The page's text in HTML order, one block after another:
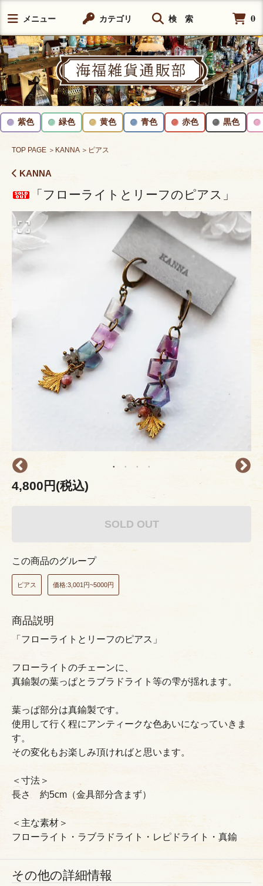
メニュー カテゴリ 検 索 0
紫色 緑色 黄色 青色 赤色 黒色
TOP PAGE ＞KANNA ＞ピアス
KANNA
「フローライトとリーフのピアス」
4,800円(税込)
SOLD OUT
この商品のグループ
ピアス 価格:3,001円~5000円
商品説明
「フローライトとリーフのピアス」
フローライトのチェーンに、
真鍮製の葉っぱとラブラドライト等の雫が揺れます。
葉っぱ部分は真鍮製です。
使用して行く程にアンティークな色あいになっていきま
す。
その変化もお楽しみ頂ければと思います。
＜寸法＞
長さ 約5cm（金具部分含まず）
＜主な素材＞
フローライト・ラブラドライト・レピドライト・真鍮
その他の詳細情報